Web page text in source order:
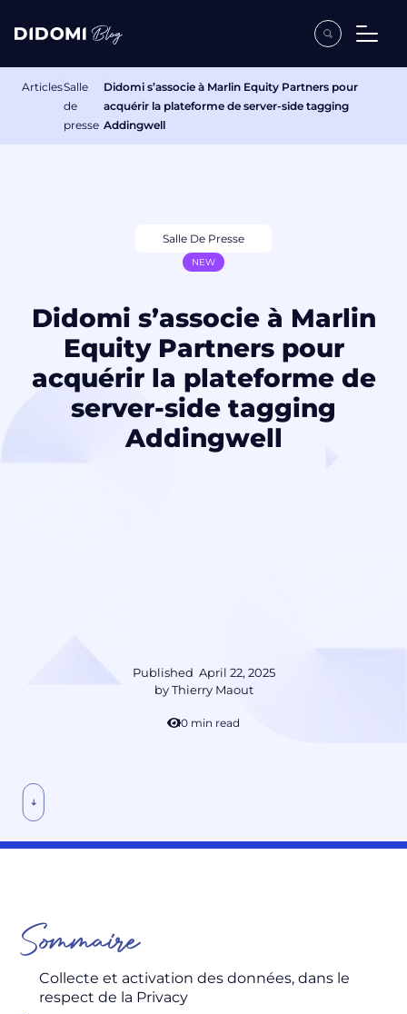
ArticlesSalle
de
presse
Didomi s’associe à Marlin Equity Partners pour
acquérir la plateforme de server-side tagging
Addingwell
Salle De Presse
NEW
Didomi s’associe à Marlin
Equity Partners pour
acquérir la plateforme de
server-side tagging
Addingwell
Published April 22, 2025
byThierry Maout
10 min read
Sommaire
Collecte et activation des données, dans le
respect de la Privacy